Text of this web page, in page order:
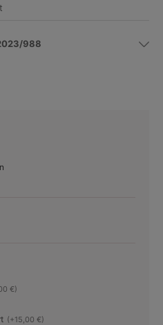
988
€)
(+15,00 €)